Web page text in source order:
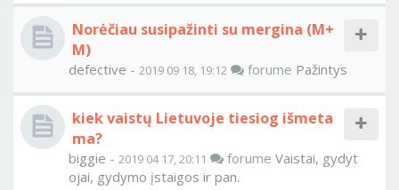
Norėčiau susipažinti su mergina (M+
M)
defective - 2019 09 18, 19:12 forume Pažintys
kiek vaistų Lietuvoje tiesiog išmeta
ma?
biggie - 2019 04 17, 20:11 forume Vaistai, gydyt
ojai, gydymo įstaigos ir pan.